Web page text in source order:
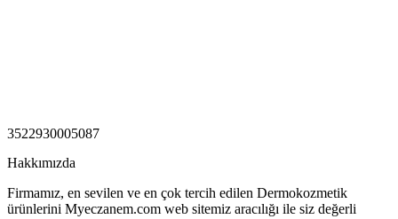
3522930005087
Hakkımızda
Firmamız, en sevilen ve en çok tercih edilen Dermokozmetik
ürünlerini Myeczanem.com web sitemiz aracılığı ile siz değerli